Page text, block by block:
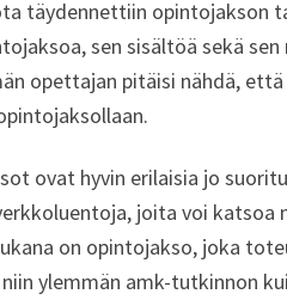
täydennettiin opintojakson
sen sisältöä sekä
opettajan pitäisi nähdä, että
ovat hyvin erilaisia jo
joita voi katsoa
on opintojakso, joka
ylemmän amk-tutkinnon